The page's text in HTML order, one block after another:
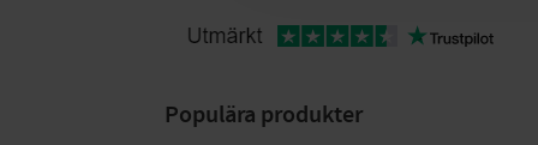
Populära produkter